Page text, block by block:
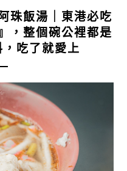
珠飯湯｜東港必吃
，整個碗公裡都是
吃了就愛上